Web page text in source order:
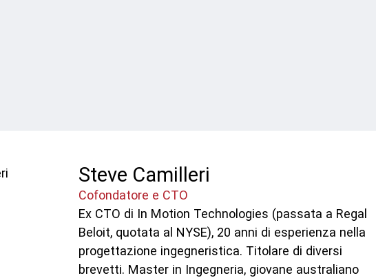
Steve Camilleri
Cofondatore e CTO
Ex CTO di In Motion Technologies (passata a Regal
Beloit, quotata al NYSE), 20 anni di esperienza nella
progettazione ingegneristica. Titolare di diversi
brevetti. Master in Ingegneria, giovane australiano